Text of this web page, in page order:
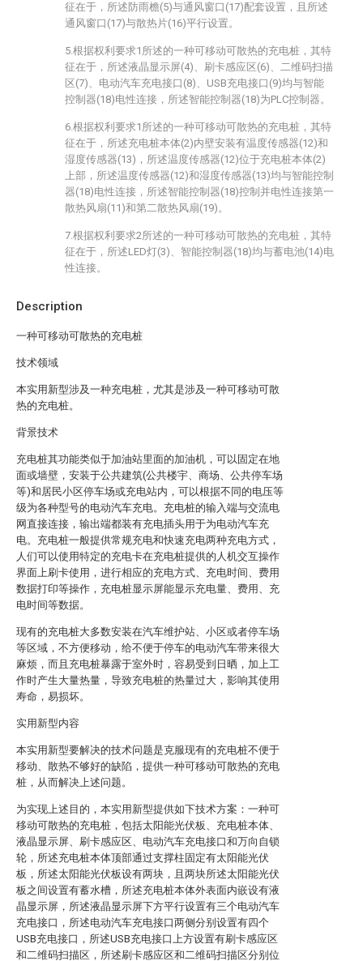
Description
一种可移动可散热的充电桩
技术领域
本实用新型涉及一种充电桩，尤其是涉及一种可移动可散
热的充电桩。
背景技术
充电桩其功能类似于加油站里面的加油机，可以固定在地
面或墙壁，安装于公共建筑(公共楼宇、商场、公共停车场
等)和居民小区停车场或充电站内，可以根据不同的电压等
级为各种型号的电动汽车充电。充电桩的输入端与交流电
网直接连接，输出端都装有充电插头用于为电动汽车充
电。充电桩一般提供常规充电和快速充电两种充电方式，
人们可以使用特定的充电卡在充电桩提供的人机交互操作
界面上刷卡使用，进行相应的充电方式、充电时间、费用
数据打印等操作，充电桩显示屏能显示充电量、费用、充
电时间等数据。
现有的充电桩大多数安装在汽车维护站、小区或者停车场
等区域，不方便移动，给不便于停车的电动汽车带来很大
麻烦，而且充电桩暴露于室外时，容易受到日晒，加上工
作时产生大量热量，导致充电桩的热量过大，影响其使用
寿命，易损坏。
实用新型内容
本实用新型要解决的技术问题是克服现有的充电桩不便于
移动、散热不够好的缺陷，提供一种可移动可散热的充电
桩，从而解决上述问题。
为实现上述目的，本实用新型提供如下技术方案：一种可
移动可散热的充电桩，包括太阳能光伏板、充电桩本体、
液晶显示屏、刷卡感应区、电动汽车充电接口和万向自锁
轮，所述充电桩本体顶部通过支撑柱固定有太阳能光伏
板，所述太阳能光伏板设有两块，且两块所述太阳能光伏
板之间设置有蓄水槽，所述充电桩本体外表面内嵌设有液
晶显示屏，所述液晶显示屏下方平行设置有三个电动汽车
充电接口，所述电动汽车充电接口两侧分别设置有四个
USB充电接口，所述USB充电接口上方设置有刷卡感应区
和二维码扫描区，所述刷卡感应区和二维码扫描区分别位
征在于，所述防雨檐(5)与通风窗口(17)配套设置，且所述
通风窗口(17)与散热片(16)平行设置。
5.根据权利要求1所述的一种可移动可散热的充电桩，其特
征在于，所述液晶显示屏(4)、刷卡感应区(6)、二维码扫描
区(7)、电动汽车充电接口(8)、USB充电接口(9)均与智能
控制器(18)电性连接，所述智能控制器(18)为PLC控制器。
6.根据权利要求1所述的一种可移动可散热的充电桩，其特
征在于，所述充电桩本体(2)内壁安装有温度传感器(12)和
湿度传感器(13)，所述温度传感器(12)位于充电桩本体(2)
上部，所述温度传感器(12)和湿度传感器(13)均与智能控制
器(18)电性连接，所述智能控制器(18)控制并电性连接第一
散热风扇(11)和第二散热风扇(19)。
7.根据权利要求2所述的一种可移动可散热的充电桩，其特
征在于，所述LED灯(3)、智能控制器(18)均与蓄电池(14)电
性连接。